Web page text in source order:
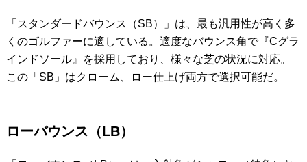
「スタンダードバウンス（SB）」は、最も汎用性が高く多
くのゴルファーに適している。適度なバウンス角で『Cグラ
インドソール』を採用しており、様々な芝の状況に対応。
この「SB」はクローム、ロー仕上げ両方で選択可能だ。
ローバウンス（LB）